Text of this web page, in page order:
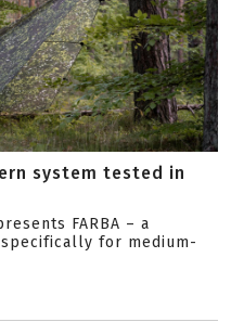
system tested in
FARBA – a
for medium-